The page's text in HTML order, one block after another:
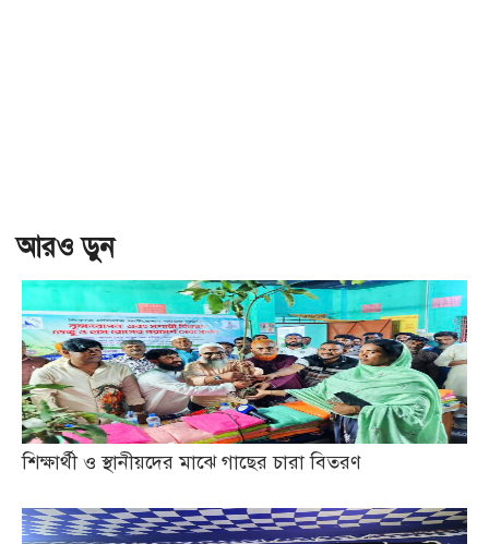
আরও ড়ুন
শিক্ষার্থী ও স্থানীয়দের মাঝে গাছের চারা বিতরণ